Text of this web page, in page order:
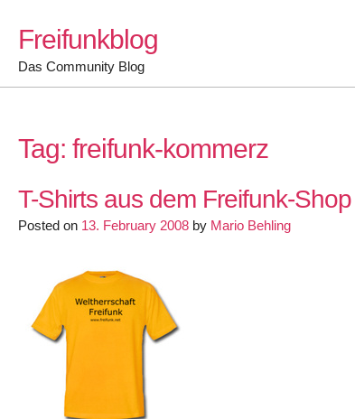
content
Freifunkblog
Das Community Blog
Tag: freifunk-kommerz
T-Shirts aus dem Freifunk-Shop
Posted on 13. February 2008 by Mario Behling